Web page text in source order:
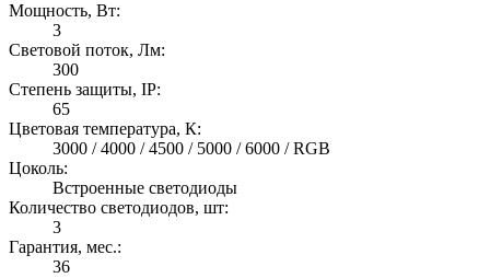
Мощность, Вт:
3
Световой поток, Лм:
300
Степень защиты, IP:
65
Цветовая температура, К:
3000 / 4000 / 4500 / 5000 / 6000 / RGB
Цоколь:
Встроенные светодиоды
Количество светодиодов, шт:
3
Гарантия, мес.:
36